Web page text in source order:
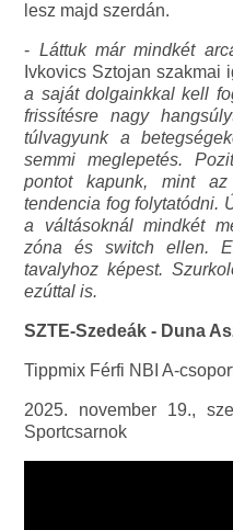
lesz majd szerdán.
- Láttuk már mindkét
Ivkovics Sztojan szakmai
a saját dolgainkkal kell
frissítésre nagy
túlvagyunk a
semmi meglepetés.
pontot kapunk, mint
tendencia fog folytatódni.
a váltásoknál mindkét
zóna és switch ellen.
tavalyhoz képest.
ezúttal is.
SZTE-Szedeák - Duna
Tippmix Férfi NBI A-
2025. november 19.,
Sportcsarnok